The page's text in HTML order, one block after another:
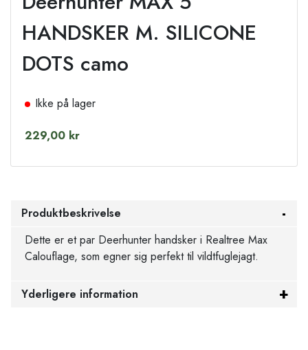
HANDSKER M. SILICONE
DOTS camo
Ikke på lager
229,00 kr
Produktbeskrivelse
Dette er et par Deerhunter handsker i Realtree Max
Calouflage, som egner sig perfekt til vildtfuglejagt.
Yderligere information